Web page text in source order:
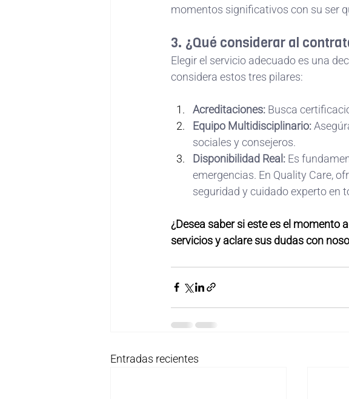
momentos significativos con su ser
3. ¿Qué considerar al
Elegir el servicio adecuado es una
considera estos tres pilares:
Acreditaciones: Busca
Equipo Multidisciplinario:
sociales y consejeros.
Disponibilidad Real: Es
emergencias. En Quality Care,
seguridad y cuidado experto en
¿Desea saber si este es el momento
servicios y aclare sus dudas con
Entradas recientes